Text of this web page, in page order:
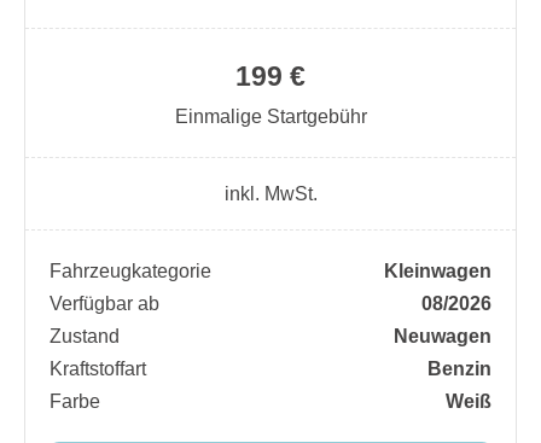
199 €
Einmalige Startgebühr
inkl. MwSt.
Fahrzeugkategorie
Kleinwagen
Verfügbar ab
08/2026
Zustand
Neuwagen
Kraftstoffart
Benzin
Farbe
Weiß